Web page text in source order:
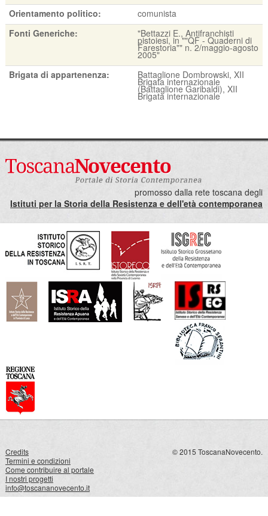
Orientamento politico:
comunista
Fonti Generiche:
"Bettazzi E., Antifranchisti
pistoiesi, in ""QF - Quaderni di
Farestoria"" n. 2/maggio-agosto
2005"
Brigata di appartenenza:
Battaglione Dombrowski, XII
Brigata internazionale
(Battaglione Garibaldi), XII
Brigata internazionale
promosso dalla rete toscana degli
Istituti per la Storia della Resistenza e dell'età contemporanea
Credits
Termini e condizioni
Come contribuire al portale
I nostri progetti
info@toscananovecento.it
© 2015 ToscanaNovecento.